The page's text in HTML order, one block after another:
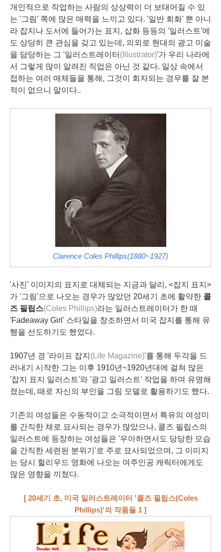
개인적으로 작업하는 사람의 상상력이 더 보태어질 수 있
는 '그림' 쪽에 많은 매력을 느끼고 있다. '일반 회화' 뿐 아니
라 잡지나 도서에 들어가는 표지, 삽화 등등의 '일러스트'에
도 상당히 큰 관심을 갖고 있는데, 의외로 현대의 광고 미술
을 담당하는 그 '일러스트레이터 (Illustrator)'가 우리 나라에
서 그렇게 많이 알려진 직업은 아닌 것 같다. 일상 속에서
접하는 여러 매체들을 통해, 그것이 회자되는 경우를 잘 본
적이 없으니 말이다..
Clarence Coles Phillips(1880~1927)
'사진' 이미지의 표지로 대체되는 지금과 달리, <잡지 표지>
가 '그림'으로 나오는 경우가 많았던 20세기 초에 활약한 콜
즈 필립스(Coles Phillips)라는 일러스트레이터가 한 때
'Fadeaway Girl' 스타일을 창조하면서 미국 잡지를 통해 유
행을 선도하기도 했었다.
1907년 경 '라이프 잡지 (Life Magazine)'를 통해 두각을 드
러내기 시작한 그는 이후 1910년~1920년대에 걸쳐 많은
'잡지 표지 일러스트'와 '광고 일러스트' 작업을 하며 유명해
졌는데, 때로 자신의 부인을 그림 모델로 활용하기도 했다.
기존의 여성들은 수동적이고 소극적이면서 특유의 여성미
를 간직한 채로 묘사되는 경우가 많았으나, 콜즈 필립스의
일러스트에 등장하는 여성들은 '우아하면서도 당당한 모습
을 간직한 세련된 분위기'로 주로 묘사되었으며, 그 이미지
는 당시 헐리우드 영화에 나오는 여주인공 캐릭터에게도
많은 영향을 끼쳤다.
[ 20세기 초, 미국 일러스트레이터 '콜즈 필립스(Coles
Phillips)'의 작품들 1 ]